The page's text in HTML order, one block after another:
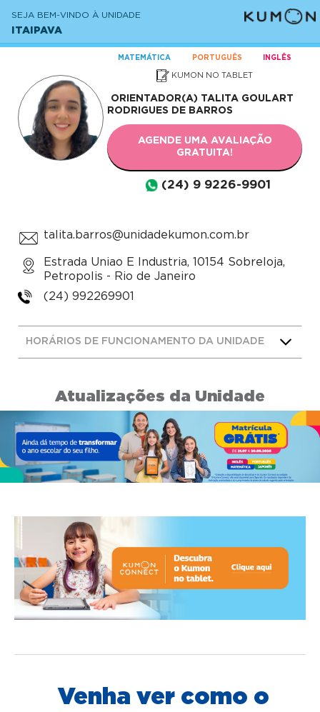
SEJA BEM-VINDO À UNIDADE
ITAIPAVA
MATEMÁTICA PORTUGUÊS INGLÊS
KUMON NO TABLET
ORIENTADOR(A) TALITA GOULART
RODRIGUES DE BARROS
AGENDE UMA AVALIAÇÃO
GRATUITA!
(24) 9 9226-9901
talita.barros@unidadekumon.com.br
Estrada Uniao E Industria, 10154 Sobreloja,
Petropolis - Rio de Janeiro
(24) 992269901
HORÁRIOS DE FUNCIONAMENTO DA UNIDADE
Atualizações da Unidade
Venha ver como o